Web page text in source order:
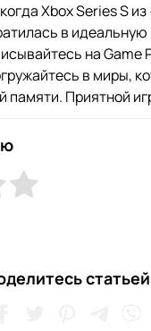
Xbox Series S
в
на Game
в миры,
памяти. Приятной
статьей